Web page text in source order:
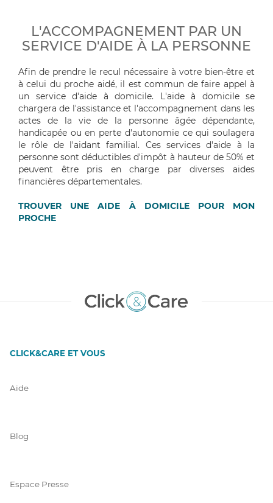
L'ACCOMPAGNEMENT PAR UN
SERVICE D'AIDE À LA PERSONNE
Afin de prendre le recul nécessaire à votre bien-être et
à celui du proche aidé, il est commun de faire appel à
un service d'aide à domicile. L'aide à domicile se
chargera de l'assistance et l'accompagnement dans les
actes de la vie de la personne âgée dépendante,
handicapée ou en perte d'autonomie ce qui soulagera
le rôle de l'aidant familial. Ces services d'aide à la
personne sont déductibles d'impôt à hauteur de 50% et
peuvent être pris en charge par diverses aides
financières départementales.
TROUVER UNE AIDE À DOMICILE POUR MON
PROCHE
CLICK&CARE ET VOUS
Aide
Blog
Espace Presse